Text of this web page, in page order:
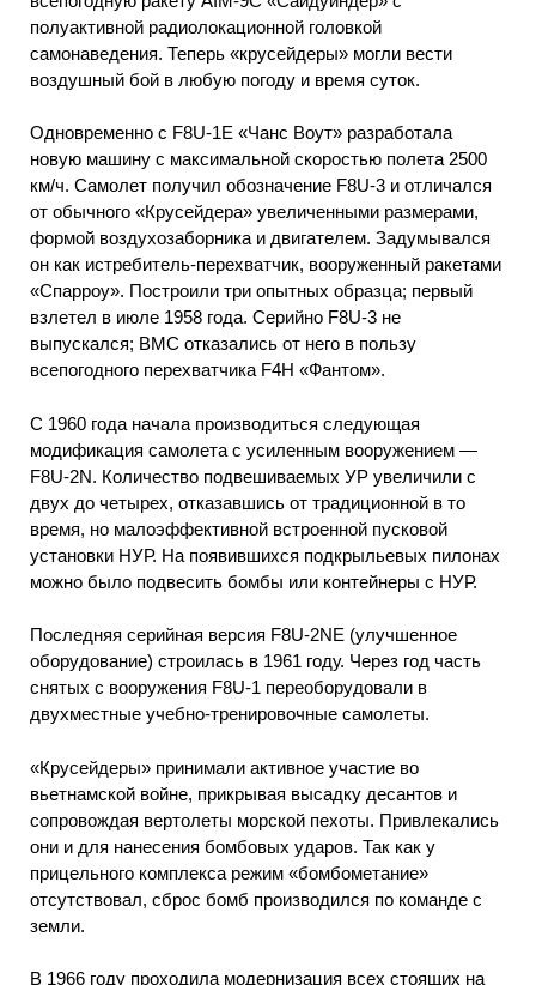
полуактивной радиолокационной головкой
самонаведения. Теперь «крусейдеры» могли вести
воздушный бой в любую погоду и время суток.
Одновременно с F8U-1E «Чанс Воут» разработала
новую машину с максимальной скоростью полета 2500
км/ч. Самолет получил обозначение F8U-3 и отличался
от обычного «Крусейдера» увеличенными размерами,
формой воздухозаборника и двигателем. Задумывался
он как истребитель-перехватчик, вооруженный ракетами
«Спарроу». Построили три опытных образца; первый
взлетел в июле 1958 года. Серийно F8U-3 не
выпускался; ВМС отказались от него в пользу
всепогодного перехватчика F4H «Фантом».
С 1960 года начала производиться следующая
модификация самолета с усиленным вооружением —
F8U-2N. Количество подвешиваемых УР увеличили с
двух до четырех, отказавшись от традиционной в то
время, но малоэффективной встроенной пусковой
установки НУР. На появившихся подкрыльевых пилонах
можно было подвесить бомбы или контейнеры с НУР.
Последняя серийная версия F8U-2NE (улучшенное
оборудование) строилась в 1961 году. Через год часть
снятых с вооружения F8U-1 переоборудовали в
двухместные учебно-тренировочные самолеты.
«Крусейдеры» принимали активное участие во
вьетнамской войне, прикрывая высадку десантов и
сопровождая вертолеты морской пехоты. Привлекались
они и для нанесения бомбовых ударов. Так как у
прицельного комплекса режим «бомбометание»
отсутствовал, сброс бомб производился по команде с
земли.
В 1966 году проходила модернизация всех стоящих на